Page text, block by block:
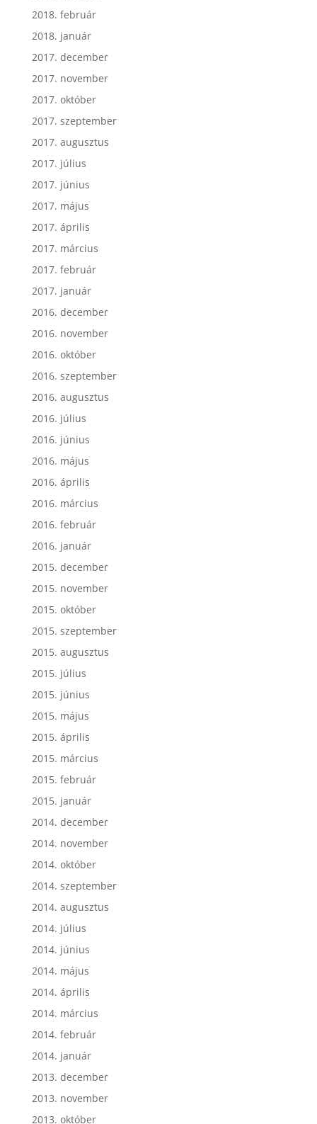
2018. február
2018. január
2017. december
2017. november
2017. október
2017. szeptember
2017. augusztus
2017. július
2017. június
2017. május
2017. április
2017. március
2017. február
2017. január
2016. december
2016. november
2016. október
2016. szeptember
2016. augusztus
2016. július
2016. június
2016. május
2016. április
2016. március
2016. február
2016. január
2015. december
2015. november
2015. október
2015. szeptember
2015. augusztus
2015. július
2015. június
2015. május
2015. április
2015. március
2015. február
2015. január
2014. december
2014. november
2014. október
2014. szeptember
2014. augusztus
2014. július
2014. június
2014. május
2014. április
2014. március
2014. február
2014. január
2013. december
2013. november
2013. október